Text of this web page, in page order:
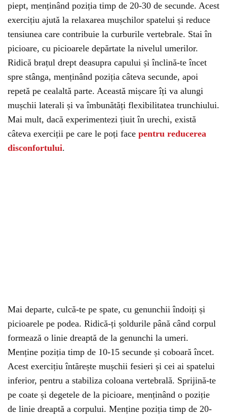
piept, menținând poziția timp de 20-30 de secunde. Acest
exercițiu ajută la relaxarea mușchilor spatelui și reduce
tensiunea care contribuie la curburile vertebrale. Stai în
picioare, cu picioarele depărtate la nivelul umerilor.
Ridică brațul drept deasupra capului și înclină-te încet
spre stânga, menținând poziția câteva secunde, apoi
repetă pe cealaltă parte. Această mișcare îți va alungi
mușchii laterali și va îmbunătăți flexibilitatea trunchiului.
Mai mult, dacă experimentezi țiuit în urechi, există
câteva exerciții pe care le poți face pentru reducerea
disconfortului.
Mai departe, culcă-te pe spate, cu genunchii îndoiți și
picioarele pe podea. Ridică-ți șoldurile până când corpul
formează o linie dreaptă de la genunchi la umeri.
Menține poziția timp de 10-15 secunde și coboară încet.
Acest exercițiu întărește mușchii fesieri și cei ai spatelui
inferior, pentru a stabiliza coloana vertebrală. Sprijină-te
pe coate și degetele de la picioare, menținând o poziție
de linie dreaptă a corpului. Menține poziția timp de 20-